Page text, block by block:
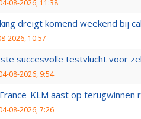
08-2026, 11:38
dreigt komend weekend bij
2026, 10:57
succesvolle testvlucht voor
08-2026, 9:54
KLM aast op terugwinnen
08-2026, 7:26